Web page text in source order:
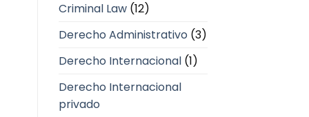
Criminal Law(12)
Derecho Administrativo (3)
Derecho Internacional(1)
Derecho Internacional
privado